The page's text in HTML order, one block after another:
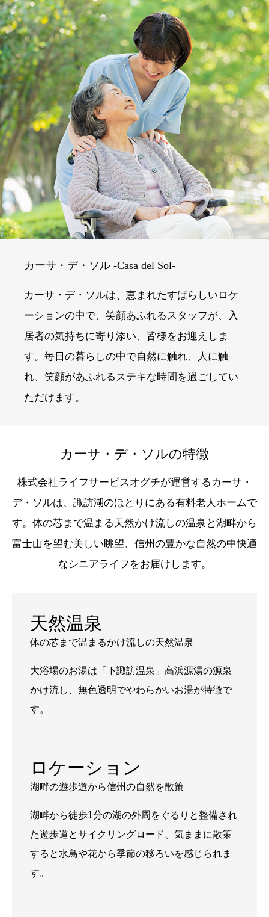
カーサ・デ・ソル -Casa del Sol-
カーサ・デ・ソルは、恵まれたすばらしいロケ
ーションの中で、笑顔あふれるスタッフが、入
居者の気持ちに寄り添い、皆様をお迎えしま
す。毎日の暮らしの中で自然に触れ、人に触
れ、笑顔があふれるステキな時間を過ごしてい
ただけます。
カーサ・デ・ソルの特徴
株式会社ライフサービスオグチが運営するカーサ・
デ・ソルは、諏訪湖のほとりにある有料老人ホームで
す。体の芯まで温まる天然かけ流しの温泉と湖畔から
富士山を望む美しい眺望、信州の豊かな自然の中快適
なシニアライフをお届けします。
天然温泉
体の芯まで温まるかけ流しの天然温泉
大浴場のお湯は「下諏訪温泉」高浜源湯の源泉
かけ流し、無色透明でやわらかいお湯が特徴で
す。
ロケーション
湖畔の遊歩道から信州の自然を散策
湖畔から徒歩1分の湖の外周をぐるりと整備され
た遊歩道とサイクリングロード、気ままに散策
すると水鳥や花から季節の移ろいを感じられま
す。